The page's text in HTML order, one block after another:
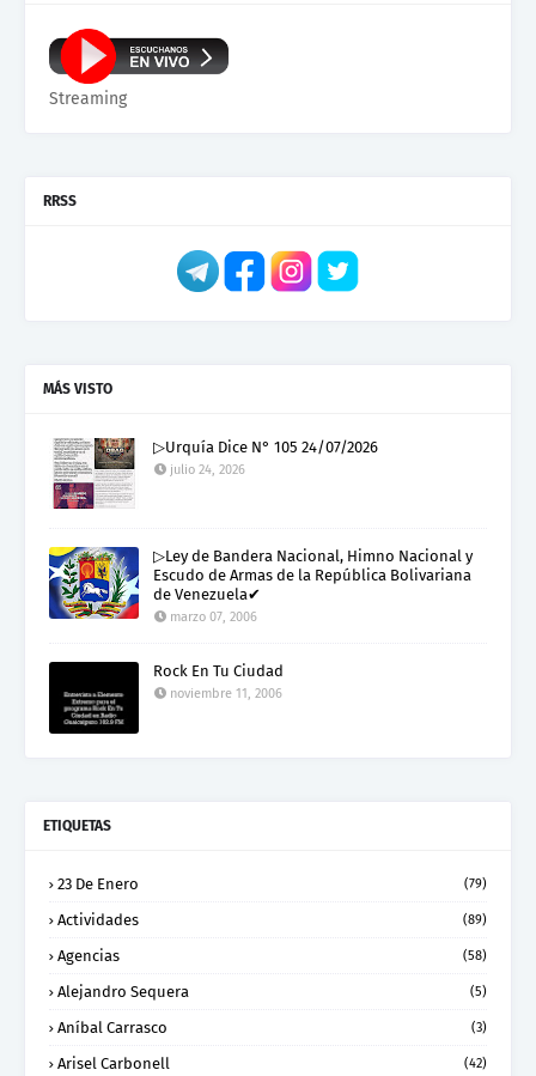
Streaming
RRSS
MÁS VISTO
▷Urquía Dice N° 105 24/07/2026
julio 24, 2026
▷Ley de Bandera Nacional, Himno Nacional y
Escudo de Armas de la República Bolivariana
de Venezuela✔
marzo 07, 2006
Rock En Tu Ciudad
noviembre 11, 2006
ETIQUETAS
23 De Enero (79)
Actividades (89)
Agencias (58)
Alejandro Sequera (5)
Aníbal Carrasco (3)
Arisel Carbonell (42)